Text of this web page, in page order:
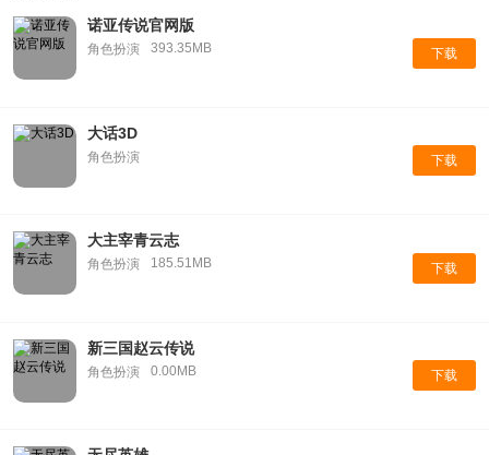
诺亚传说官网版
角色扮演 393.35MB 下载
大话3D
角色扮演 下载
大主宰青云志
角色扮演 185.51MB 下载
新三国赵云传说
角色扮演 0.00MB 下载